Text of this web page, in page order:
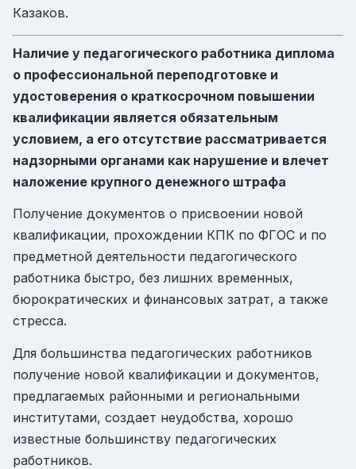
Казаков.
Наличие у педагогического работника диплома
о профессиональной переподготовке и
удостоверения о краткосрочном повышении
квалификации является обязательным
условием, а его отсутствие рассматривается
надзорными органами как нарушение и влечет
наложение крупного денежного штрафа
Получение документов о присвоении новой
квалификации, прохождении КПК по ФГОС и по
предметной деятельности педагогического
работника быстро, без лишних временных,
бюрократических и финансовых затрат, а также
стресса.
Для большинства педагогических работников
получение новой квалификации и документов,
предлагаемых районными и региональными
институтами, создает неудобства, хорошо
известные большинству педагогических
работников.